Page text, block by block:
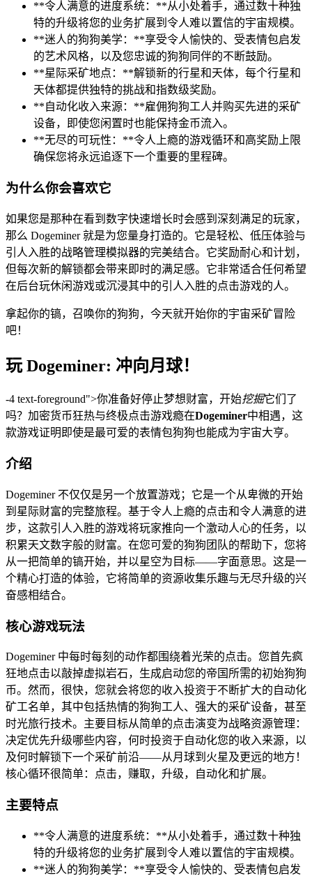
**令人满意的进度系统：**从小处着手，通过数十种独
特的升级将您的业务扩展到令人难以置信的宇宙规模。
**迷人的狗狗美学：**享受令人愉快的、受表情包启发
的艺术风格，以及您忠诚的狗狗同伴的不断鼓励。
**星际采矿地点：**解锁新的行星和天体，每个行星和
天体都提供独特的挑战和指数级奖励。
**自动化收入来源：**雇佣狗狗工人并购买先进的采矿
设备，即使您闲置时也能保持金币流入。
**无尽的可玩性：**令人上瘾的游戏循环和高奖励上限
确保您将永远追逐下一个重要的里程碑。
为什么你会喜欢它
如果您是那种在看到数字快速增长时会感到深刻满足的玩家，
那么 Dogeminer 就是为您量身打造的。它是轻松、低压体验与
引人入胜的战略管理模拟器的完美结合。它奖励耐心和计划，
但每次新的解锁都会带来即时的满足感。它非常适合任何希望
在后台玩休闲游戏或沉浸其中的引人入胜的点击游戏的人。
拿起你的镐，召唤你的狗狗，今天就开始你的宇宙采矿冒险
吧！
玩 Dogeminer: 冲向月球！
-4 text-foreground">你准备好停止梦想财富，开始挖掘它们了
吗？加密货币狂热与终极点击游戏瘾在Dogeminer中相遇，这
款游戏证明即使是最可爱的表情包狗狗也能成为宇宙大亨。
介绍
Dogeminer 不仅仅是另一个放置游戏；它是一个从卑微的开始
到星际财富的完整旅程。基于令人上瘾的点击和令人满意的进
步，这款引人入胜的游戏将玩家推向一个激动人心的任务，以
积累天文数字般的财富。在您可爱的狗狗团队的帮助下，您将
从一把简单的镐开始，并以星空为目标——字面意思。这是一
个精心打造的体验，它将简单的资源收集乐趣与无尽升级的兴
奋感相结合。
核心游戏玩法
Dogeminer 中每时每刻的动作都围绕着光荣的点击。您首先疯
狂地点击以敲掉虚拟岩石，生成启动您的帝国所需的初始狗狗
币。然而，很快，您就会将您的收入投资于不断扩大的自动化
矿工名单，其中包括热情的狗狗工人、强大的采矿设备，甚至
时光旅行技术。主要目标从简单的点击演变为战略资源管理：
决定优先升级哪些内容，何时投资于自动化您的收入来源，以
及何时解锁下一个采矿前沿——从月球到火星及更远的地方！
核心循环很简单：点击，赚取，升级，自动化和扩展。
主要特点
**令人满意的进度系统：**从小处着手，通过数十种独
特的升级将您的业务扩展到令人难以置信的宇宙规模。
**迷人的狗狗美学：**享受令人愉快的、受表情包启发